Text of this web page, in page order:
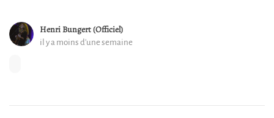
Henri Bungert (Officiel)
il y a moins d'une semaine